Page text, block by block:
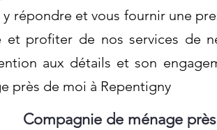
répondre et vous fournir une
et profiter de nos services de
aux détails et son
près de moi à Repentigny
Compagnie de ménage